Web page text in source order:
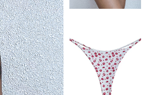
הָאֲתָר.
הֵנְּגִישׁוּת
ALT+0